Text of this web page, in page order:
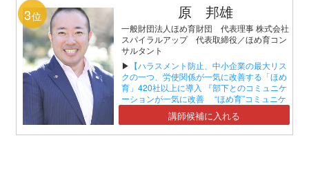
3位 原 邦雄
一般財団法人ほめ育財団 代表理事 株式会社
スパイラルアップ 代表取締役／ほめ育コン
サルタント
▶ 【ハラスメント防止、中小企業の最大リス
クの一つ、労使関係が一気に改善する「ほめ
育」420社以上に導入 『部下とのコミュニケ
ーションが一気に改善 “ほめ育”コミュニケ
ーションセミナー』】講師候補に入れる